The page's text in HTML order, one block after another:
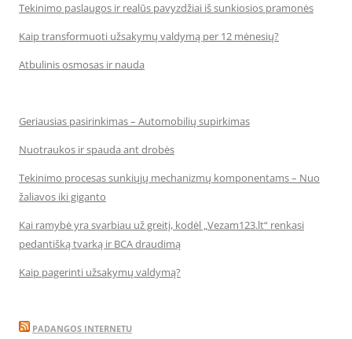
Tekinimo paslaugos ir realūs pavyzdžiai iš sunkiosios pramonės
Kaip transformuoti užsakymų valdymą per 12 mėnesių?
Atbulinis osmosas ir nauda
Geriausias pasirinkimas – Automobilių supirkimas
Nuotraukos ir spauda ant drobės
Tekinimo procesas sunkiųjų mechanizmų komponentams – Nuo
žaliavos iki giganto
Kai ramybė yra svarbiau už greitį, kodėl „Vezam123.lt“ renkasi
pedantišką tvarką ir BCA draudimą
Kaip pagerinti užsakymų valdymą?
PADANGOS INTERNETU